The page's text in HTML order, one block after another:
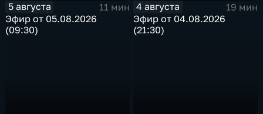
5 августа
11 мин
Эфир от 05.08.2026
(09:30)
4 августа
19 мин
Эфир от 04.08.2026
(21:30)